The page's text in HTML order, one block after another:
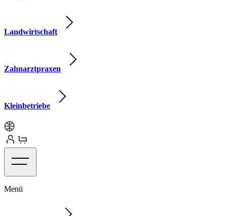
Landwirtschaft
Zahnarztpraxen
Kleinbetriebe
Menü